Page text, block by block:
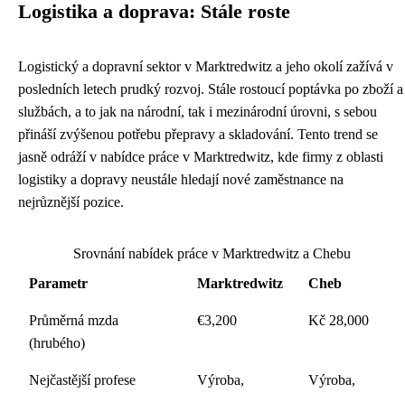
Logistika a doprava: Stále roste
Logistický a dopravní sektor v Marktredwitz a jeho okolí zažívá v
posledních letech prudký rozvoj. Stále rostoucí poptávka po zboží a
službách, a to jak na národní, tak i mezinárodní úrovni, s sebou
přináší zvýšenou potřebu přepravy a skladování. Tento trend se
jasně odráží v nabídce práce v Marktredwitz, kde firmy z oblasti
logistiky a dopravy neustále hledají nové zaměstnance na
nejrůznější pozice.
Srovnání nabídek práce v Marktredwitz a Chebu
Parametr
Marktredwitz Cheb
Průměrná mzda
(hrubého)
€3,200 Kč 28,000
Nejčastější profese Výroba, Výroba,